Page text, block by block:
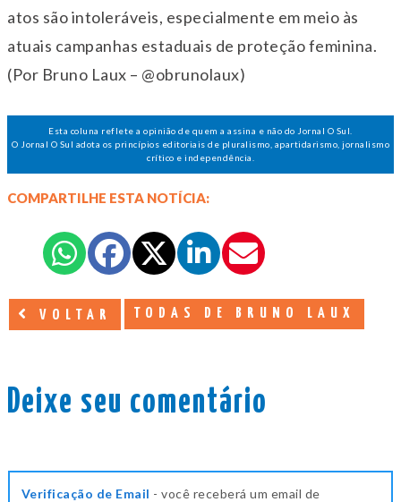
atos são intoleráveis, especialmente em meio às
atuais campanhas estaduais de proteção feminina.
(Por Bruno Laux – @obrunolaux)
Esta coluna reflete a opinião de quem a assina e não do Jornal O Sul.
O Jornal O Sul adota os princípios editoriais de pluralismo, apartidarismo, jornalismo
crítico e independência.
COMPARTILHE ESTA NOTÍCIA:
VOLTAR TODAS DE BRUNO LAUX
Deixe seu comentário
Verificação de Email - você receberá um email de